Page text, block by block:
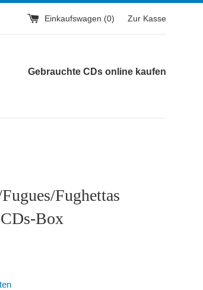
Einkaufswagen (0) Zur Kasse
Gebrauchte CDs online kaufen
Fughettas
Box